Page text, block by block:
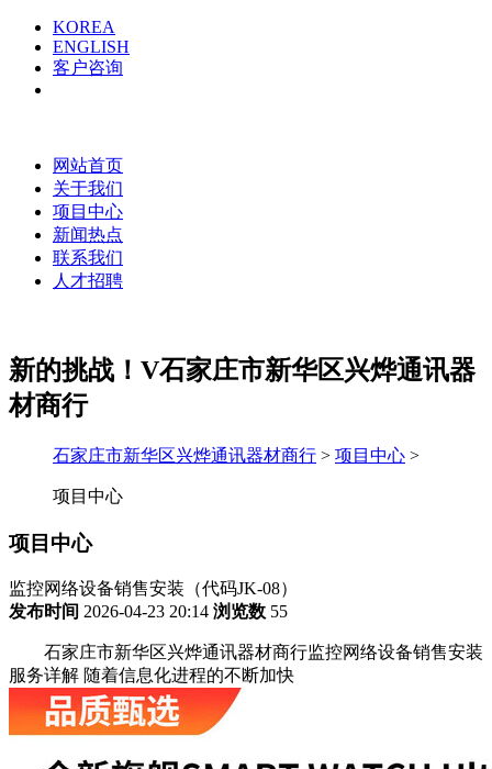
KOREA
ENGLISH
客户咨询
网站首页
关于我们
项目中心
新闻热点
联系我们
人才招聘
新的挑战！ V石家庄市新华区兴烨通讯器
材商行
石家庄市新华区兴烨通讯器材商行 > 项目中心 >
项目中心
项目中心
监控网络设备销售安装（代码JK-08）
发布时间 2026-04-23 20:14 浏览数 55
石家庄市新华区兴烨通讯器材商行监控网络设备销售安装
服务详解 随着信息化进程的不断加快